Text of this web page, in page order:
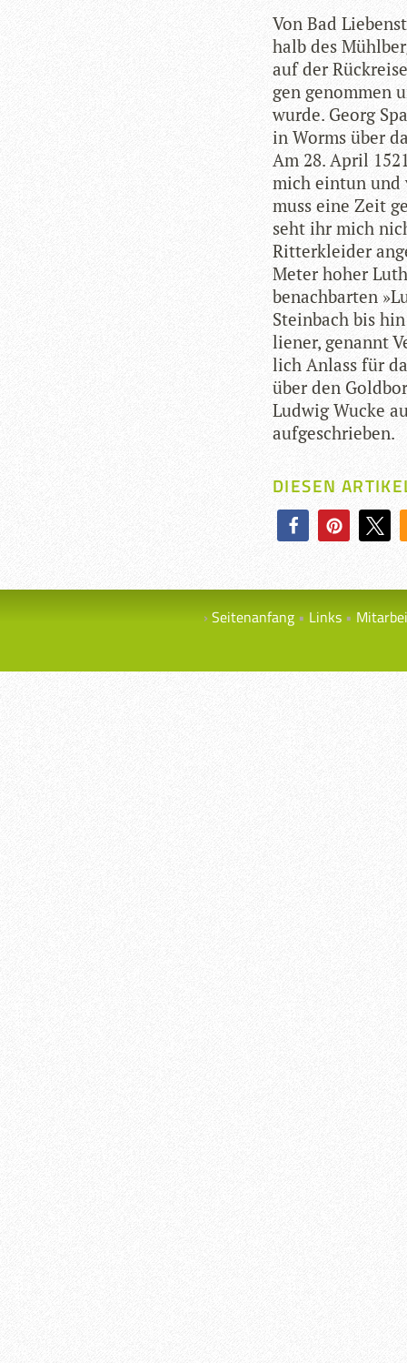
Von Bad
halb des
auf der
gen genom­men
wurde. Georg
in Worms über
Am 28. April
mich ein­tun und
muss eine Zeit
seht ihr mich
Rit­ter­klei­der
Meter hoher
benach­bar­ten
Stein­bach bis
lie­ner, genannt
lich Anlass für
über den
Lud­wig Wucke
aufgeschrieben.
DIESEN
Seitenanfang Links